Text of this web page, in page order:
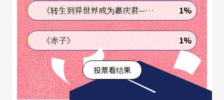
公，上海京剧院著名麒派老生陈少云饰颍考叔，梅
派大青衣史依弘饰郑庄公夫人；而编剧蔡赴朝、作
曲朱绍兴都是豪华版京剧《赤壁》的原班人马，执
行导演则由担纲主演过京剧《骆驼祥子》的著名花
脸演员陈霖苍担任。
《转生到异世界成为嘉庆君—发现我的祖先是诈骗集团!?》 1%
《赤子》 1%
投票看结果